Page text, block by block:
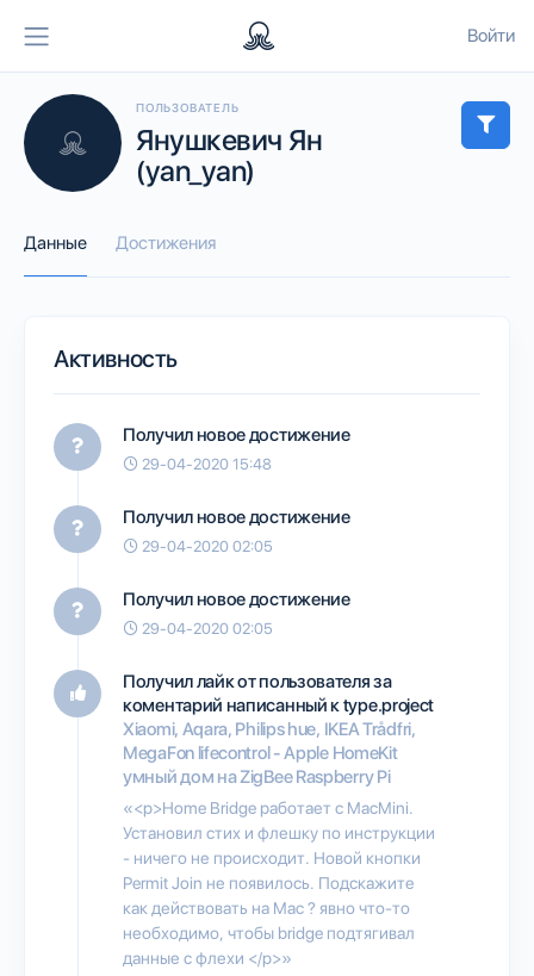
Войти
ПОЛЬЗОВАТЕЛЬ
Янушкевич Ян
(yan_yan)
Данные Достижения
Активность
Получил новое достижение
29-04-2020 15:48
Получил новое достижение
29-04-2020 02:05
Получил новое достижение
29-04-2020 02:05
Получил лайк от пользователяза
коментарий написанный к type.project
Xiaomi, Aqara, Philips hue, IKEA Trådfri,
MegaFon lifecontrol - Apple HomeKit
умный дом на ZigBee Raspberry Pi
«<p>Home Bridge работает с MacMini.
Установил стих и флешку по инструкции
- ничего не происходит. Новой кнопки
Permit Join не появилось. Подскажите
как действовать на Mac ? явно что-то
необходимо, чтобы bridge подтягивал
данные с флехи </p>»